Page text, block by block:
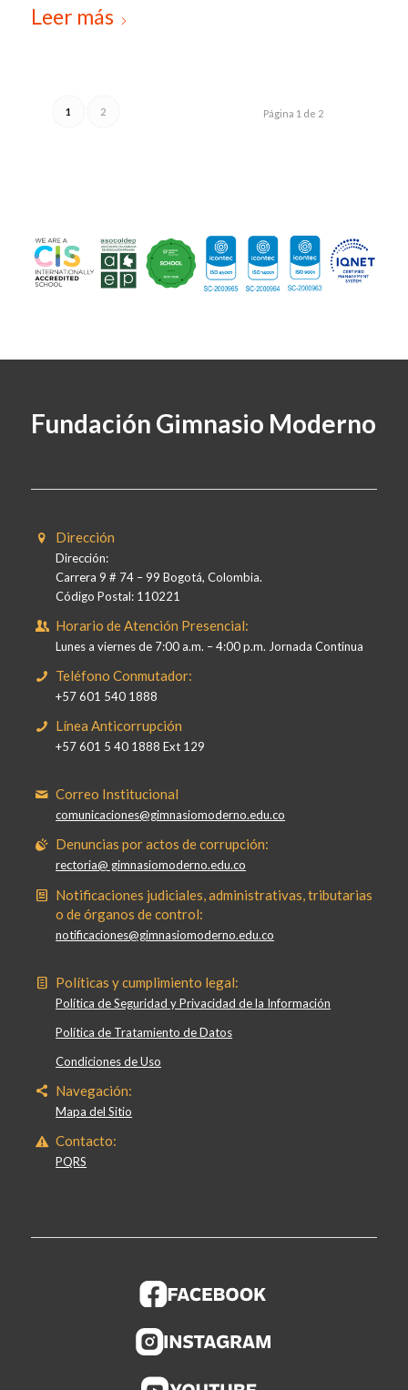
Leer más
Página 1 de 2
1 2
Fundación Gimnasio Moderno
Dirección
Dirección:
Carrera 9 # 74 – 99 Bogotá, Colombia.
Código Postal: 110221
Horario de Atención Presencial:
Lunes a viernes de 7:00 a.m. – 4:00 p.m. Jornada Continua
Teléfono Conmutador:
+57 601 540 1888
Línea Anticorrupción
+57 601 5 40 1888 Ext 129
Correo Institucional
comunicaciones@gimnasiomoderno.edu.co
Denuncias por actos de corrupción:
rectoria@ gimnasiomoderno.edu.co
Notificaciones judiciales, administrativas, tributarias
o de órganos de control:
notificaciones@gimnasiomoderno.edu.co
Políticas y cumplimiento legal:
Política de Seguridad y Privacidad de la Información
Política de Tratamiento de Datos
Condiciones de Uso
Navegación:
Mapa del Sitio
Contacto:
PQRS